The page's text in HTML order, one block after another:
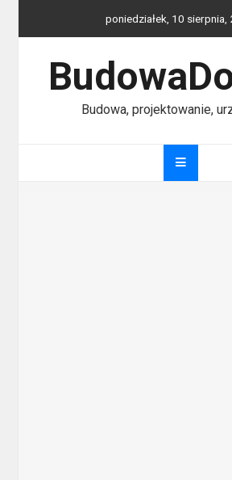
poniedziałek, 10 sierpnia,
Budowa, projektowanie,